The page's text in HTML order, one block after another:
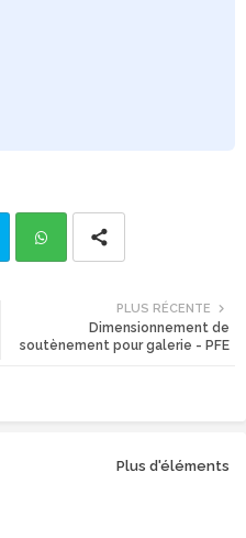
PLUS RÉCENTE
Dimensionnement de
soutènement pour galerie - PFE
Plus d'éléments